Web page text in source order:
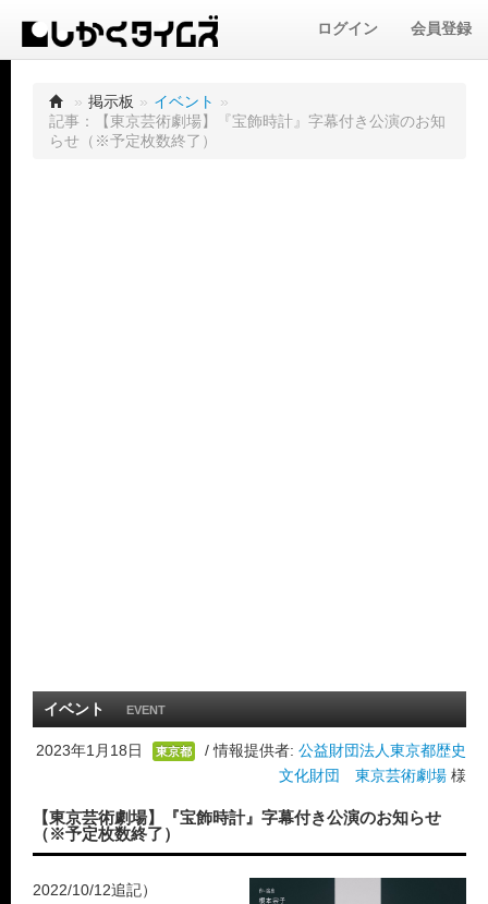
ログイン 会員登録
» 掲示板 » イベント »
記事：【東京芸術劇場】『宝飾時計』字幕付き公演のお知
らせ（※予定枚数終了）
イベント EVENT
2023年1月18日 東京都 / 情報提供者: 公益財団法人東京都歴史
文化財団 東京芸術劇場 様
【東京芸術劇場】『宝飾時計』字幕付き公演のお知らせ
（※予定枚数終了）
2022/10/12追記）